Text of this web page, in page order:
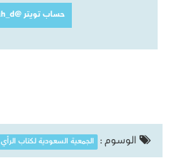
حساب تويتر @abdulaah_d
الوسوم : الجمعية السعودية لكتاب الرأي